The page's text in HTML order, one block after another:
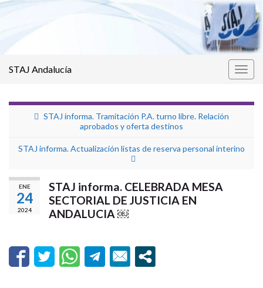
STAJ Andalucía
STAJ informa. Tramitación P.A. turno libre. Relación
aprobados y oferta destinos
STAJ informa. Actualización listas de reserva personal interino
ENE
24
2024
STAJ informa. CELEBRADA MESA
SECTORIAL DE JUSTICIA EN
ANDALUCIA ￼